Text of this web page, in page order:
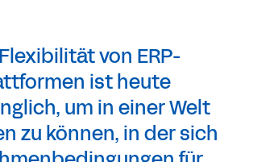
von ERP-
ist heute
um in einer Welt
zu können, in der sich